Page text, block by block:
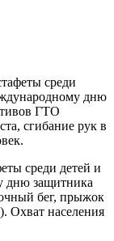
среди
дню
ГТО
сгибание рук в